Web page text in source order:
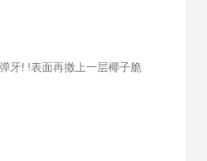
牙! !表面再撒上一层椰子脆